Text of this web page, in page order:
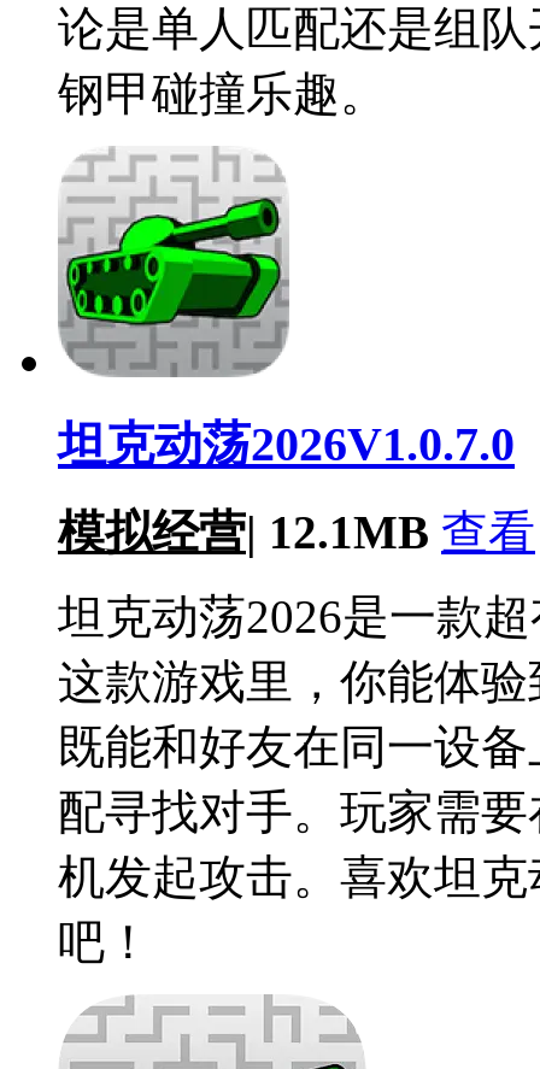
论是单人匹配还是组
钢甲碰撞乐趣。
坦克动荡2026V1.0.7.0
模拟经营| 12.1MB 查看
坦克动荡2026是一款
这款游戏里，你能体
既能和好友在同一设
配寻找对手。玩家需
机发起攻击。喜欢坦
吧！